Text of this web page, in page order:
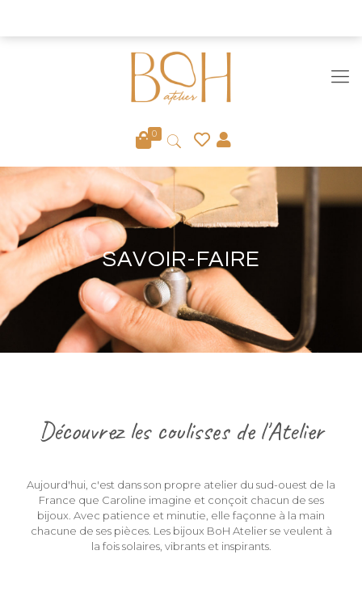
0
SAVOIR-FAIRE
Découvrez les coulisses de l'Atelier
Aujourd'hui, c'est dans son propre atelier du sud-ouest de la
France que Caroline imagine et conçoit chacun de ses
bijoux. Avec patience et minutie, elle façonne à la main
chacune de ses pièces. Les bijoux BoH Atelier se veulent à
la fois solaires, vibrants et inspirants.